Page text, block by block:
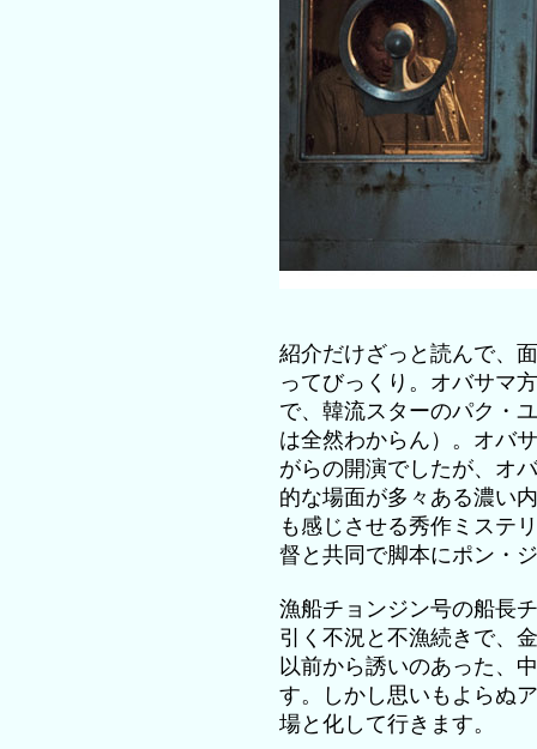
紹介だけざっと読んで、
ってびっくり。オバサマ
で、韓流スターのパク・
は全然わからん）。オバ
がらの開演でしたが、オ
的な場面が多々ある濃い
も感じさせる秀作ミステ
督と共同で脚本にポン・
漁船チョンジン号の船長
引く不況と不漁続きで、
以前から誘いのあった、
す。しかし思いもよらぬ
場と化して行きます。